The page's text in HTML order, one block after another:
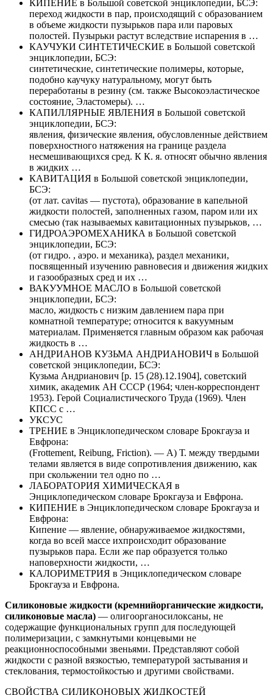
КИПЕНИЕ в Большой советской энциклопедии, БСЭ:
переход жидкости в пар, происходящий с образованием
в объеме жидкости пузырьков пара или паровых
полостей. Пузырьки растут вследствие испарения в …
КАУЧУКИ СИНТЕТИЧЕСКИЕ в Большой советской
энциклопедии, БСЭ:
синтетические, синтетические полимеры, которые,
подобно каучуку натуральному, могут быть
переработаны в резину (см. также Высокоэластическое
состояние, Эластомеры). …
КАПИЛЛЯРНЫЕ ЯВЛЕНИЯ в Большой советской
энциклопедии, БСЭ:
явления, физические явления, обусловленные действием
поверхностного натяжения на границе раздела
несмешивающихся сред. К К. я. относят обычно явления
в жидких …
КАВИТАЦИЯ в Большой советской энциклопедии,
БСЭ:
(от лат. cavitas — пустота), образование в капельной
жидкости полостей, заполненных газом, паром или их
смесью (так называемых кавитационных пузырьков, …
ГИДРОАЭРОМЕХАНИКА в Большой советской
энциклопедии, БСЭ:
(от гидро. , аэро. и механика), раздел механики,
посвященный изучению равновесия и движения жидких
и газообразных сред и их …
ВАКУУМНОЕ МАСЛО в Большой советской
энциклопедии, БСЭ:
масло, жидкость с низким давлением пара при
комнатной температуре; относится к вакуумным
материалам. Применяется главным образом как рабочая
жидкость в …
АНДРИАНОВ КУЗЬМА АНДРИАНОВИЧ в Большой
советской энциклопедии, БСЭ:
Кузьма Андрианович [р. 15 (28).12.1904], советский
химик, академик АН СССР (1964; член-корреспондент
1953). Герой Социалистического Труда (1969). Член
КПСС с …
УКСУС
ТРЕНИЕ в Энциклопедическом словаре Брокгауза и
Евфрона:
(Frottement, Reibung, Friction). — А) Т. между твердыми
телами является в виде сопротивления движению, как
при скольжении тел одно по …
ЛАБОРАТОРИЯ ХИМИЧЕСКАЯ в
Энциклопедическом словаре Брокгауза и Евфрона.
КИПЕНИЕ в Энциклопедическом словаре Брокгауза и
Евфрона:
Кипение — явление, обнаруживаемое жидкостями,
когда во всей массе ихпроисходит образование
пузырьков пара. Если же пар образуется только
наповерхности жидкости, …
КАЛОРИМЕТРИЯ в Энциклопедическом словаре
Брокгауза и Евфрона.
Силиконовые жидкости (кремнийорганические жидкости,
силиконовые масла) — олигоорганосилоксаны, не
содержащие функциональных групп для последующей
полимеризации, с замкнутыми концевыми не
реакционноспособными звеньями. Представляют собой
жидкости с разной вязкостью, температурой застывания и
стеклования, термостойкостью и другими свойствами.
СВОЙСТВА СИЛИКОНОВЫХ ЖИДКОСТЕЙ